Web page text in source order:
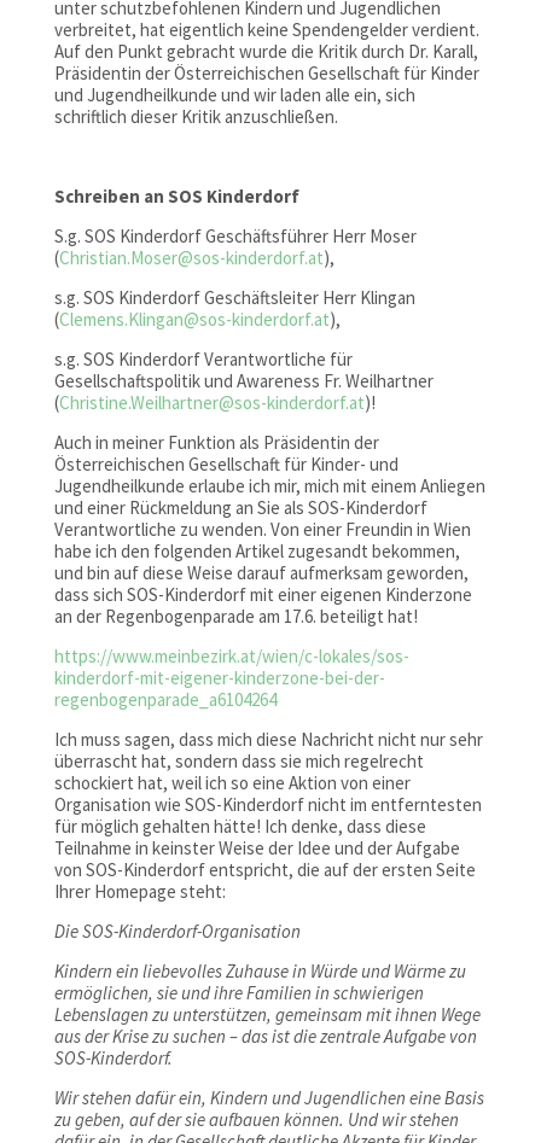
unter schutzbefohlenen Kindern und Jugendlichen
verbreitet, hat eigentlich keine Spendengelder verdient.
Auf den Punkt gebracht wurde die Kritik durch Dr. Karall,
Präsidentin der Österreichischen Gesellschaft für Kinder
und Jugendheilkunde und wir laden alle ein, sich
schriftlich dieser Kritik anzuschließen.
Schreiben an SOS Kinderdorf
S.g. SOS Kinderdorf Geschäftsführer Herr Moser
(Christian.Moser@sos-kinderdorf.at),
s.g. SOS Kinderdorf Geschäftsleiter Herr Klingan
(Clemens.Klingan@sos-kinderdorf.at),
s.g. SOS Kinderdorf Verantwortliche für
Gesellschaftspolitik und Awareness Fr. Weilhartner
(Christine.Weilhartner@sos-kinderdorf.at)!
Auch in meiner Funktion als Präsidentin der
Österreichischen Gesellschaft für Kinder- und
Jugendheilkunde erlaube ich mir, mich mit einem Anliegen
und einer Rückmeldung an Sie als SOS-Kinderdorf
Verantwortliche zu wenden. Von einer Freundin in Wien
habe ich den folgenden Artikel zugesandt bekommen,
und bin auf diese Weise darauf aufmerksam geworden,
dass sich SOS-Kinderdorf mit einer eigenen Kinderzone
an der Regenbogenparade am 17.6. beteiligt hat!
https://www.meinbezirk.at/wien/c-lokales/sos-
kinderdorf-mit-eigener-kinderzone-bei-der-
regenbogenparade_a6104264
Ich muss sagen, dass mich diese Nachricht nicht nur sehr
überrascht hat, sondern dass sie mich regelrecht
schockiert hat, weil ich so eine Aktion von einer
Organisation wie SOS-Kinderdorf nicht im entferntesten
für möglich gehalten hätte! Ich denke, dass diese
Teilnahme in keinster Weise der Idee und der Aufgabe
von SOS-Kinderdorf entspricht, die auf der ersten Seite
Ihrer Homepage steht:
Die SOS-Kinderdorf-Organisation
Kindern ein liebevolles Zuhause in Würde und Wärme zu
ermöglichen, sie und ihre Familien in schwierigen
Lebenslagen zu unterstützen, gemeinsam mit ihnen Wege
aus der Krise zu suchen – das ist die zentrale Aufgabe von
SOS-Kinderdorf.
Wir stehen dafür ein, Kindern und Jugendlichen eine Basis
zu geben, auf der sie aufbauen können. Und wir stehen